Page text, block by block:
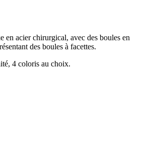
en acier chirurgical, avec des boules en
des boules à facettes.
4 coloris au choix.